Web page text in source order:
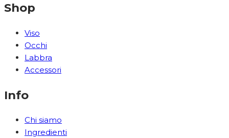
Shop
Viso
Occhi
Labbra
Accessori
Info
Chi siamo
Ingredienti